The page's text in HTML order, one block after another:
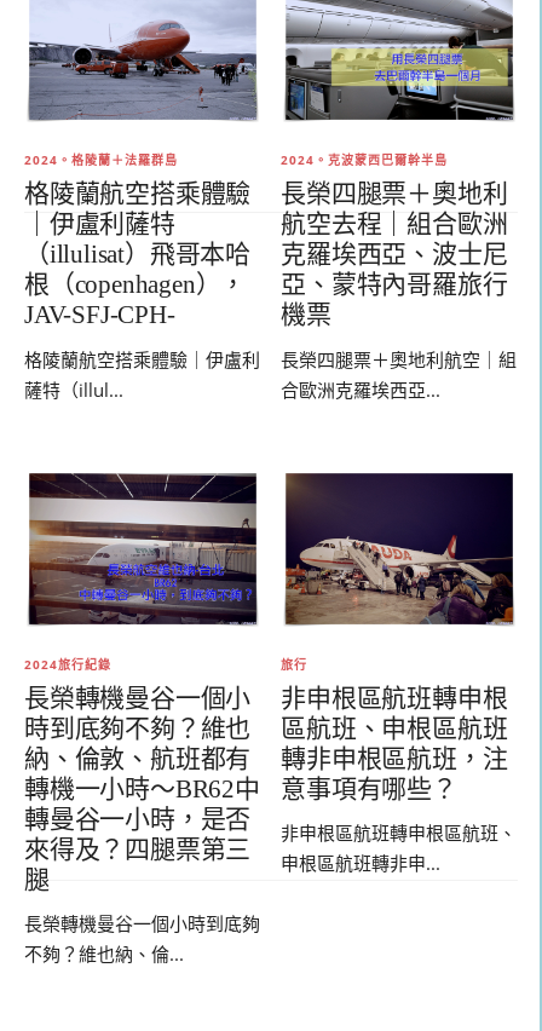
2024。格陵蘭＋法羅群島
格陵蘭航空搭乘體驗
｜伊盧利薩特
（illulisat）飛哥本哈
根（copenhagen），
JAV-SFJ-CPH-
格陵蘭航空搭乘體驗｜伊盧利
薩特（illul...
2024。克波蒙西巴爾幹半島
長榮四腿票＋奧地利
航空去程｜組合歐洲
克羅埃西亞、波士尼
亞、蒙特內哥羅旅行
機票
長榮四腿票＋奧地利航空｜組
合歐洲克羅埃西亞...
2024旅行紀錄
長榮轉機曼谷一個小
時到底夠不夠？維也
納、倫敦、航班都有
轉機一小時～BR62中
轉曼谷一小時，是否
來得及？四腿票第三
腿
長榮轉機曼谷一個小時到底夠
不夠？維也納、倫...
旅行
非申根區航班轉申根
區航班、申根區航班
轉非申根區航班，注
意事項有哪些？
非申根區航班轉申根區航班、
申根區航班轉非申...